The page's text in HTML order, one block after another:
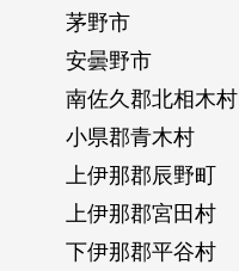
茅野市
安曇野市
南佐久郡北相木村
小県郡青木村
上伊那郡辰野町
上伊那郡宮田村
下伊那郡平谷村